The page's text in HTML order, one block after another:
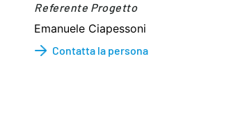
Referente Progetto​
Emanuele Ciapessoni
Contatta la persona